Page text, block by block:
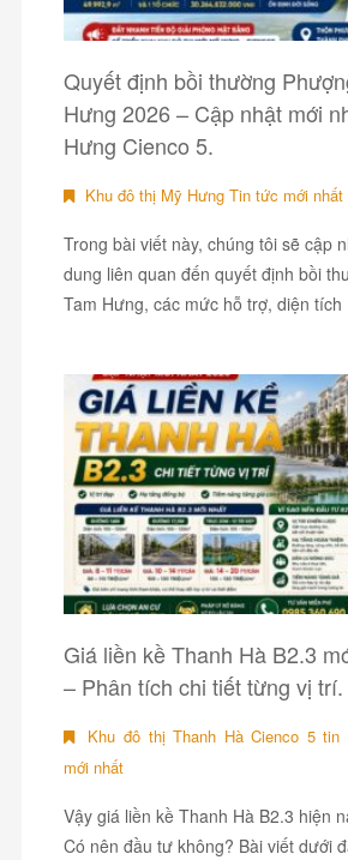
Quyết định bồi thường
Hưng 2026 – Cập nhật mới
Hưng Cienco 5.
Khu đô thị Mỹ Hưng Tin tức mới nhất
Trong bài viết này, chúng tôi sẽ cập
dung liên quan đến quyết định bồi
Tam Hưng, các mức hỗ trợ, diện tích
Giá liền kề Thanh Hà B2.3
– Phân tích chi tiết từng vị trí.
Khu đô thị Thanh Hà Cienco 5 tin
mới nhất
Vậy giá liền kề Thanh Hà B2.3 hiện
Có nên đầu tư không? Bài viết dưới